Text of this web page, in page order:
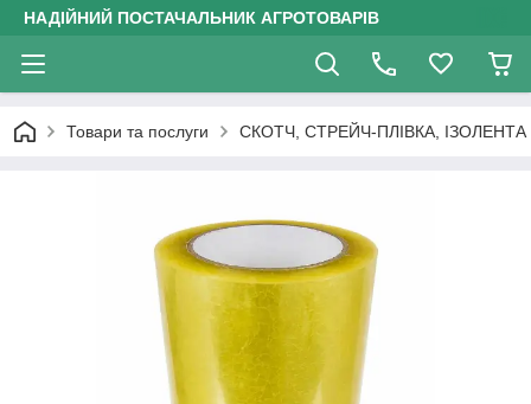
НАДІЙНИЙ ПОСТАЧАЛЬНИК АГРОТОВАРІВ
Товари та послуги СКОТЧ, СТРЕЙЧ-ПЛІВКА, ІЗОЛЕНТА